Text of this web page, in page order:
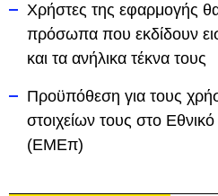
Χρήστες της εφαρμογής θα
πρόσωπα που εκδίδουν
και τα ανήλικα τέκνα τους
Προϋπόθεση για τους
στοιχείων τους στο
(ΕΜΕπ)